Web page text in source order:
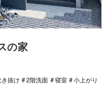
の家
き抜け 2階洗面 寝室 小上がり